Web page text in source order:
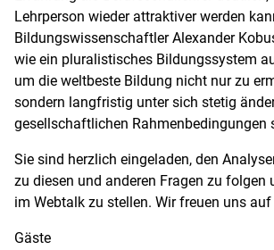
Lehrperson wieder attraktiver werden
Bildungswissenschaftler Alexander
wie ein pluralistisches Bildungssystem
um die weltbeste Bildung nicht nur zu
sondern langfristig unter sich stetig
gesellschaftlichen Rahmenbedingungen
Sie sind herzlich eingeladen, den
zu diesen und anderen Fragen zu folgen
im Webtalk zu stellen. Wir freuen uns auf
Gäste